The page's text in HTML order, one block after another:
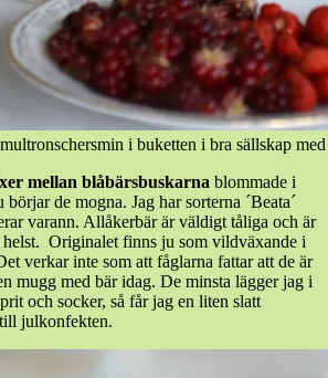
i buketten i bra sällskap
mellan blåbärsbuskarna blommade i
de mogna. Jag har sorterna ´Beata´
varann. Allåkerbär är väldigt tåliga och är
helst. Originalet finns ju som vildväxande i
verkar inte som att fåglarna fattar att de är
mugg med bär idag. De minsta lägger jag i
och socker, så får jag en liten slatt
julkonfekten.